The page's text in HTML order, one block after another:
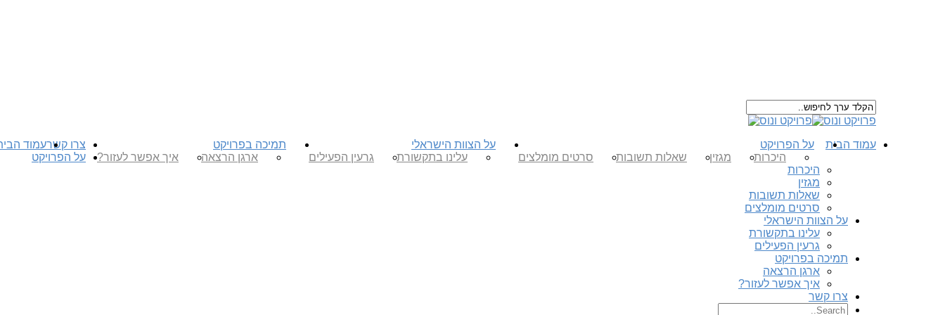
עמוד הבית
על הפרויקט
היכרות
מגזין שאלות תשובות סרטים מומלצים
על הצוות הישראלי
עלינו בתקשורת
גרעין הפעילים
תמיכה בפרויקט
ארגן הרצאה
איך אפשר לעזור?
צרו קשרעמוד
על הפרויקט
היכרות
מגזין
שאלות תשובות
סרטים מומלצים
על הצוות הישראלי
עלינו בתקשורת
גרעין הפעילים
תמיכה בפרויקט
ארגן הרצאה
איך אפשר לעזור?
צרו קשר